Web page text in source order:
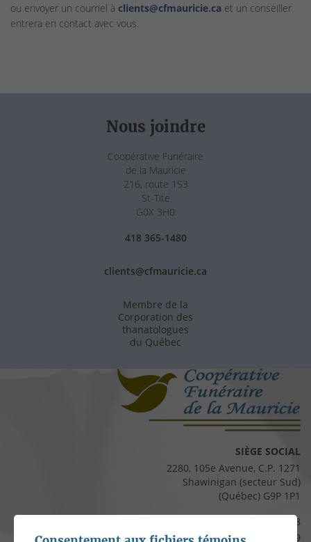
ou envoyer un courriel à clients@cfmauricie.ca et un conseiller
entrera en contact avec vous.
Nous joindre
Coopérative Funéraire
de la Mauricie
216, route 153
St-Tite
G0X 3H0
418 365-1480
clients@cfmauricie.ca
Membre de la
Corporation des
thanatologues
du Québec
SIÈGE SOCIAL
2280, 105e Avenue, C.P. 1271
Shawinigan (secteur Sud)
(Québec) G9P 1P1
819 537-8828
Télécopieur :819 537-8829